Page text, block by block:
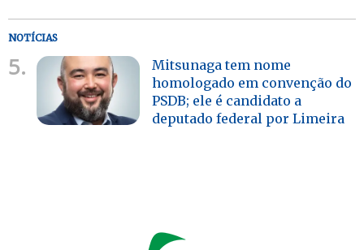
NOTÍCIAS
5.
Mitsunaga tem nome
homologado em convenção do
PSDB; ele é candidato a
deputado federal por Limeira